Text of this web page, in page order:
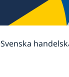
Svenska